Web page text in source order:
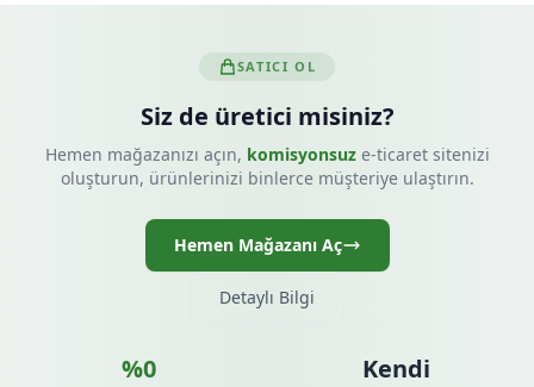
SATICI OL
Siz de üretici misiniz?
Hemen mağazanızı açın, komisyonsuze-ticaret sitenizi
oluşturun, ürünlerinizi binlerce müşteriye ulaştırın.
Hemen Mağazanı Aç
Detaylı Bilgi
%0 Kendi